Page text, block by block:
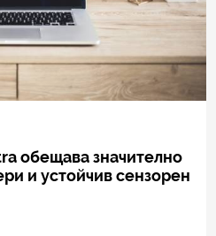
обещава значително
и устойчив сензорен